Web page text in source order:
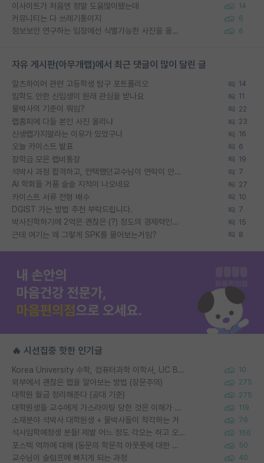
이사이트가 처음엔 정말 도움많이됐는데 14
커뮤니티는 다 쓰레기통이지 6
정보보안 연구하는 입장에선 식별가능한 사진을 올리는건 비추이긴함 6
자유 게시판(아무개랩)에서 최근 댓글이 많이 달린 글
알츠하이머 관련 고등학생 탐구 포트폴리오 14
입학도 안한 신입생이 원래 관심을 받나요 11
물박사의 기준이 뭐임? 22
랩홈피에 다들 본인 사진 올리냐 23
신생랩가지말라는 이유가 있었구나 16
오늘 카이스트 발표 6
장학금 모은 랩비통장 19
석박사 과정 합격하고, 컨택했던교수님이 연락이 안됩니다... 7
AI 학회들 거품 슬슬 지적이 나오네요 27
카이스트 서류 전형 배수 10
DGIST 가는 방법 추천 부탁드립니다. 7
박사진학하기에 2억은 괜찮은 (?) 정도의 경제력인가요 15
근데 여기는 왜 그렇게 SPK를 물어보는거임? 8
🔥 시선집중 핫한 인기글
Korea University 수학, 컴퓨터과학 이학사, UC Berkeley 산업공학 대학원 공학박사가 되는 것은 쉽지 않겠죠? 10
외부에서 괜찮은 랩을 알아보는 방법 (장문주의) 275
대학원 월급 정리해준다 (공대 기준) 275
대학원생들 교수에게 가스라이팅 당한 것은 이해가 갑니다. 안타깝네요. 119
소재분야 석박사 대학원생 + 물박사들이 착각하는 거 76
석사입학예정생 분들! 제발 어느 정도 각오는 하고 오세요. 156
포스텍 억까에 대해 (동문의 학문적 아웃풋에 대한 반박) 50
교수님이 슬럼프에 빠지게 되는 과정 40